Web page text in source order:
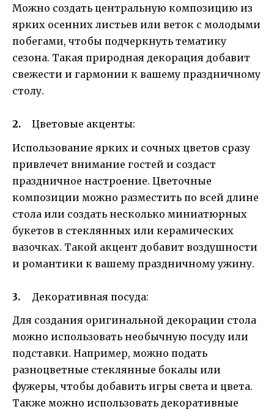
Можно создать центральную композицию из
ярких осенних листьев или веток с молодыми
побегами, чтобы подчеркнуть тематику
сезона. Такая природная декорация добавит
свежести и гармонии к вашему праздничному
столу.
Цветовые акценты:
Использование ярких и сочных цветов сразу
привлечет внимание гостей и создаст
праздничное настроение. Цветочные
композиции можно разместить по всей длине
стола или создать несколько миниатюрных
букетов в стеклянных или керамических
вазочках. Такой акцент добавит воздушности
и романтики к вашему праздничному ужину.
Декоративная посуда:
Для создания оригинальной декорации стола
можно использовать необычную посуду или
подставки. Например, можно подать
разноцветные стеклянные бокалы или
фужеры, чтобы добавить игры света и цвета.
Также можно использовать декоративные